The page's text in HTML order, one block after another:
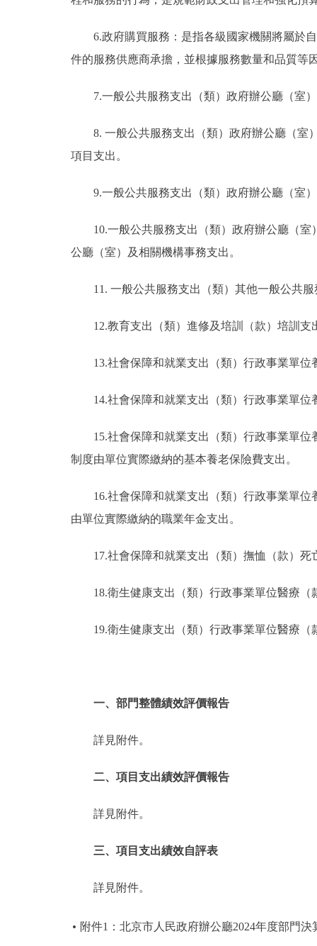
6.政府購買服務：是指各級國家機關將屬於
件的服務供應商承擔，並根據服務數量和品質等
7.一般公共服務支出（類）政府辦公廳（室
8. 一般公共服務支出（類）政府辦公廳（室
項目支出。
9.一般公共服務支出（類）政府辦公廳（室
10.一般公共服務支出（類）政府辦公廳（
公廳（室）及相關機構事務支出。
11. 一般公共服務支出（類）其他一般公共
12.教育支出（類）進修及培訓（款）培訓
13.社會保障和就業支出（類）行政事業單
14.社會保障和就業支出（類）行政事業單
15.社會保障和就業支出（類）行政事業單
制度由單位實際繳納的基本養老保險費支出。
16.社會保障和就業支出（類）行政事業單
由單位實際繳納的職業年金支出。
17.社會保障和就業支出（類）撫恤（款）
18.衛生健康支出（類）行政事業單位醫療
19.衛生健康支出（類）行政事業單位醫療
一、部門整體績效評價報告
詳見附件。
二、項目支出績效評價報告
詳見附件。
三、項目支出績效自評表
詳見附件。
附件1：北京市人民政府辦公廳2024年度部門決